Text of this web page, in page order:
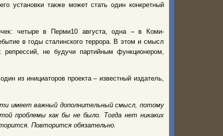
установки также может стать один конкретный
четыре в Перми10
августа, одна – в Коми-
в годы сталинского террора. В этоми смысл
репрессий, не будучи партийным функционером,
из инициаторов проекта – известный издатель,
имеет важный дополнительный смысл, потому
проблемы как бы не было. Тогда нет никаких
Повторится обязательно.